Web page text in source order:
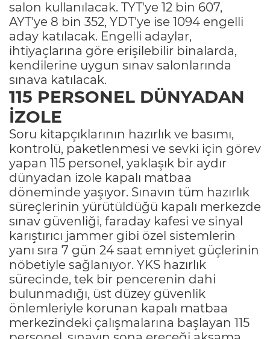
salon kullanılacak. TYT'ye 12 bin 607,
AYT'ye 8 bin 352, YDT'ye ise 1094 engelli
aday katılacak. Engelli adaylar,
ihtiyaçlarına göre erişilebilir binalarda,
kendilerine uygun sınav salonlarında
sınava katılacak.
115 PERSONEL DÜNYADAN
İZOLE
Soru kitapçıklarının hazırlık ve basımı,
kontrolü, paketlenmesi ve sevki için görev
yapan 115 personel, yaklaşık bir aydır
dünyadan izole kapalı matbaa
döneminde yaşıyor. Sınavın tüm hazırlık
süreçlerinin yürütüldüğü kapalı merkezde
sınav güvenliği, faraday kafesi ve sinyal
karıştırıcı jammer gibi özel sistemlerin
yanı sıra 7 gün 24 saat emniyet güçlerinin
nöbetiyle sağlanıyor. YKS hazırlık
sürecinde, tek bir pencerenin dahi
bulunmadığı, üst düzey güvenlik
önlemleriyle korunan kapalı matbaa
merkezindeki çalışmalarına başlayan 115